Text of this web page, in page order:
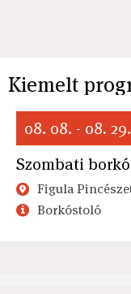
Kiemelt
08. 08. - 08. 29.
Szombati
Figula
Borkóstoló